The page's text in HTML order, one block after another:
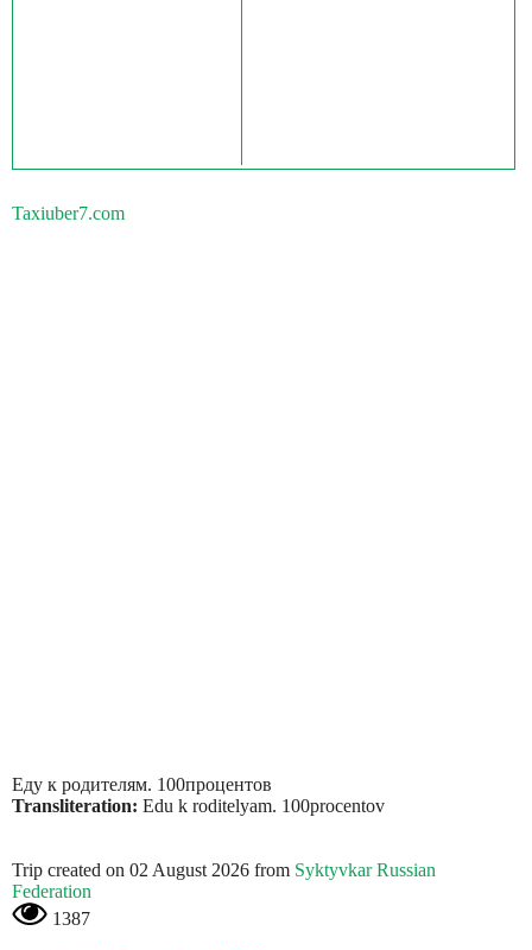
Taxiuber7.com
Еду к родителям. 100процентов
Transliteration: Edu k roditelyam. 100procentov
Trip created on 02 August 2026 from Syktyvkar Russian
Federation
1387